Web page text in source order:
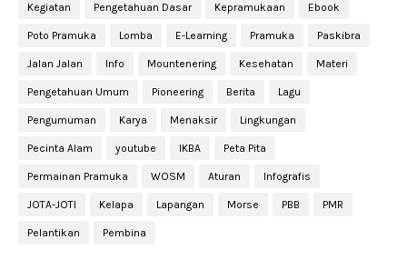
Kegiatan Pengetahuan Dasar Kepramukaan Ebook
Poto Pramuka Lomba E-Learning Pramuka Paskibra
Jalan Jalan Info Mountenering Kesehatan Materi
Pengetahuan Umum Pioneering Berita Lagu
Pengumuman Karya Menaksir Lingkungan
Pecinta Alam youtube IKBA Peta Pita
Permainan Pramuka WOSM Aturan Infografis
JOTA-JOTI Kelapa Lapangan Morse PBB PMR
Pelantikan Pembina